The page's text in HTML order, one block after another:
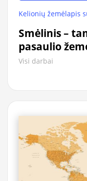
Kelionių žemėlapis
Smėlinis –
pasaulio
Visi darbai